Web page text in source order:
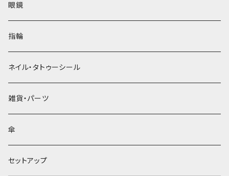
眼鏡
指輪
ネイル・タトゥーシール
雑貨・パーツ
傘
セットアップ